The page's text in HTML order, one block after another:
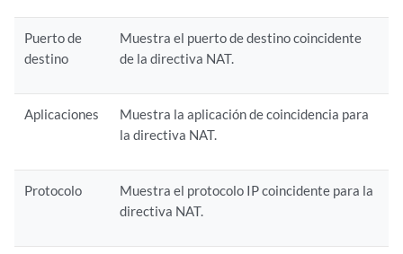
Puerto de
destino
Muestra el puerto de destino coincidente
de la directiva NAT.
Aplicaciones
Muestra la aplicación de coincidencia para
la directiva NAT.
Protocolo
Muestra el protocolo IP coincidente para la
directiva NAT.